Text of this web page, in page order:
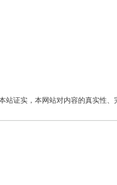
证实，本网站对内容的真实性